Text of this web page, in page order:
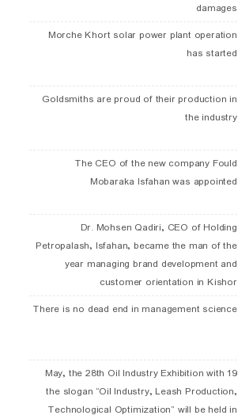
damages
Morche Khort solar power plant operation
has started
Goldsmiths are proud of their production in
the industry
The CEO of the new company Fould
Mobaraka Isfahan was appointed
Dr. Mohsen Qadiri, CEO of Holding
Petropalash, Isfahan, became the man of the
year managing brand development and
customer orientation in Kishor
There is no dead end in management science
19 May, the 28th Oil Industry Exhibition with
the slogan “Oil Industry, Leash Production,
Technological Optimization” will be held in